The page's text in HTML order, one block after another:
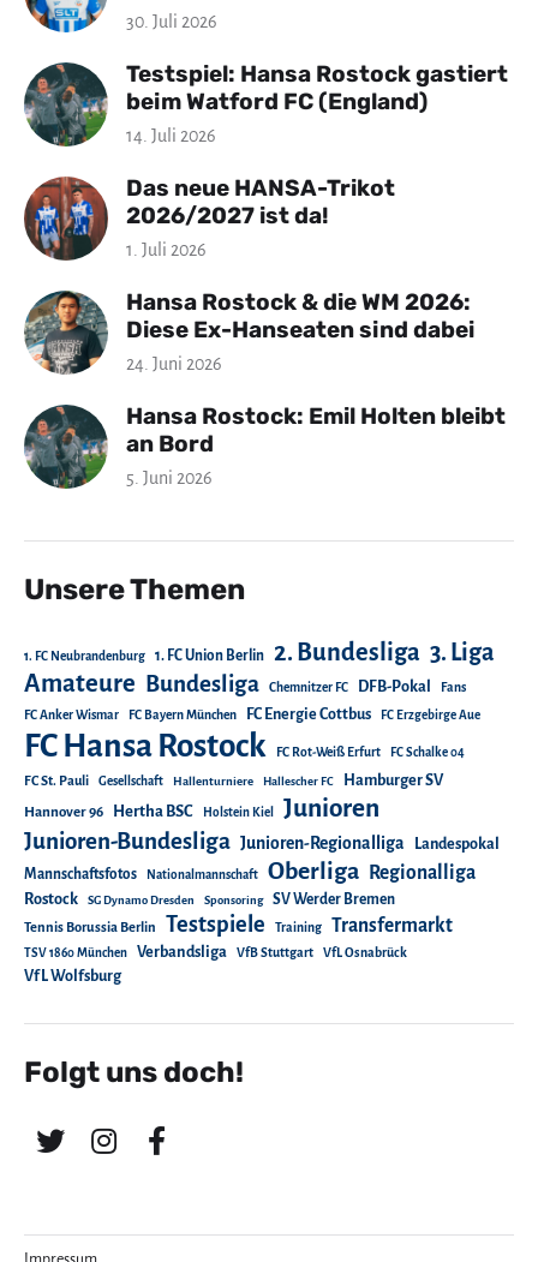
30. Juli 2026
Testspiel: Hansa Rostock gastiert
beim Watford FC (England)
14. Juli 2026
Das neue HANSA-Trikot
2026/2027 ist da!
1. Juli 2026
Hansa Rostock & die WM 2026:
Diese Ex-Hanseaten sind dabei
24. Juni 2026
Hansa Rostock: Emil Holten bleibt
an Bord
5. Juni 2026
Unsere Themen
1. FC Neubrandenburg 1. FC Union Berlin 2. Bundesliga 3. Liga
Amateure Bundesliga Chemnitzer FC DFB-Pokal Fans
FC Anker Wismar FC Bayern München FC Energie Cottbus FC Erzgebirge Aue
FC Hansa Rostock FC Rot-Weiß Erfurt FC Schalke 04
FC St. Pauli Gesellschaft Hallenturniere Hallescher FC Hamburger SV
Hannover 96 Hertha BSC Holstein Kiel Junioren
Junioren-Bundesliga Junioren-Regionalliga
Landespokal
Mannschaftsfotos
Nationalmannschaft Oberliga Regionalliga
Rostock SG Dynamo Dresden Sponsoring SV Werder Bremen
Tennis Borussia Berlin Testspiele Training Transfermarkt
TSV 1860 München Verbandsliga VfB Stuttgart VfL Osnabrück
VfL Wolfsburg
Folgt uns doch!